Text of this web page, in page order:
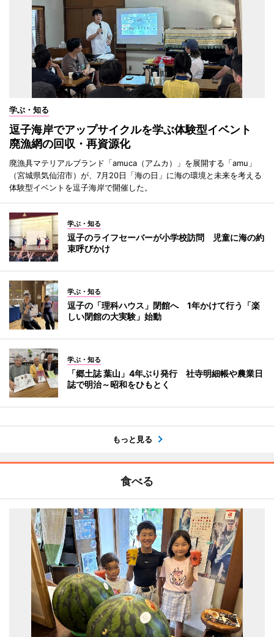
学ぶ・知る
逗子海岸でアップサイクルを学ぶ体験型イベント
廃漁網の回収・再資源化
廃漁具マテリアルブランド「amuca（アムカ）」を展開する「amu」
（宮城県気仙沼市）が、7月20日「海の日」に海の環境と未来を考える
体験型イベントを逗子海岸で開催した。
学ぶ・知る
逗子のライフセーバーが小学校訪問 児童に海の約
束呼びかけ
学ぶ・知る
逗子の「理科ハウス」閉館へ 1年かけて行う「楽
しい閉館の大実験」始動
学ぶ・知る
「郷土誌 葉山」4年ぶり発行 社寺明細帳や農業日
誌で明治～昭和をひもとく
もっと見る
食べる